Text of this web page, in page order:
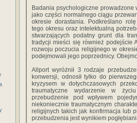
Badania psychologiczne
jako części normalnego ciągu
okresie dorastania. Podkreślano
tego okresu oraz intelektualną
stwarzających podatny grunt dla
tradycji mieści się również podejście
rozwoju poczucia religijnego w
podejmowali jego poprzednicy.
Allport wyróżnił 3 rodzaje
konwersji, odnosił tylko do
kryzysem w dotychczasowych
traumatyczne wydarzenie w
przebudzenie pod wpływem
niekoniecznie traumatycznym
religijnych takich jak konfirmacja lub
przebudzenia jest wynikiem